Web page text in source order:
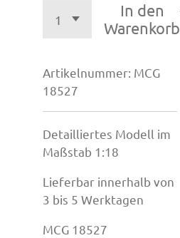
In den
Warenkorb
Artikelnummer: MCG
18527
Detailliertes Modell im
Maßstab 1:18
Lieferbar innerhalb von
3 bis 5 Werktagen
MCG 18527